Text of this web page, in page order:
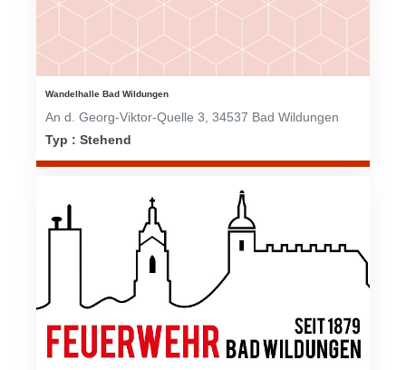
Christkindwiegen
Christkindwiegen 2024
Christkindwiegen 2023
Christkindwiegen 2022
Christkindwiegen 2021
Christkindwiegen 2019
Christkindwiegen 2018
Christkindwiegen 2017
Christkindwiegen 2016
Jahreskonzert 2017
Wandelhalle Bad Wildungen
An d. Georg-Viktor-Quelle 3, 34537 Bad Wildungen
Typ : Stehend